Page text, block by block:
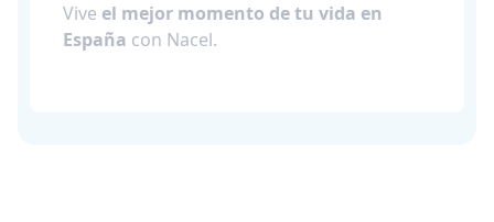
Vive el mejor momento de tu vida en
España con Nacel.